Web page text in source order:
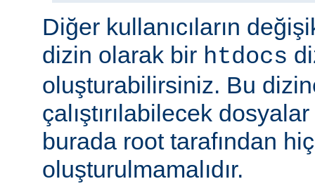
Diğer kullanıcıların
dizin olarak bir htdocs
oluşturabilirsiniz. Bu
çalıştırılabilecek
burada root tarafından
oluşturulmamalıdır.